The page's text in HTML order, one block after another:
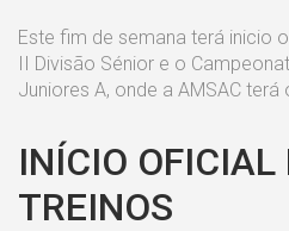
Este fim de semana terá inicio
II Divisão Sénior e o
Juniores A, onde a AMSAC terá
INÍCIO OFICIAL
TREINOS